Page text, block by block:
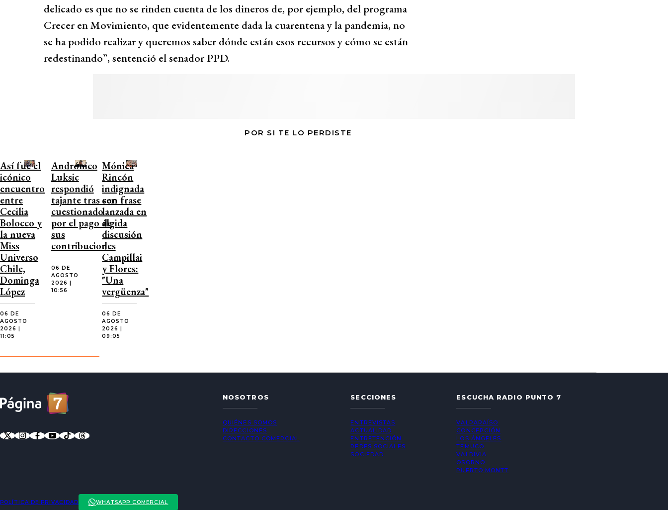
delicado es que no se rinden cuenta de los dineros de, por ejemplo, del programa
Crecer en Movimiento, que evidentemente dada la cuarentena y la pandemia, no
se ha podido realizar y queremos saber dónde están esos recursos y cómo se están
redestinando”, sentenció el senador PPD.
POR SI TE LO PERDISTE
Así fue el
icónico
encuentro
entre
Cecilia
Bolocco y
la nueva
Miss
Universo
Chile,
Dominga
López
06 DE
AGOSTO
2026 |
11:05
Andrónico
Luksic
respondió
tajante tras ser
cuestionado
por el pago de
sus
contribuciones
06 DE
AGOSTO
2026 |
10:56
Mónica
Rincón
indignada
con frase
lanzada en
álgida
discusión
de
Campillai
y Flores:
"Una
vergüenza"
06 DE
AGOSTO
2026 |
09:05
NOSOTROS
QUIÉNES SOMOS
DIRECCIONES
CONTACTO COMERCIAL
SECCIONES
ENTREVISTAS
ACTUALIDAD
ENTRETENCIÓN
REDES SOCIALES
SOCIEDAD
ESCUCHA RADIO PUNTO 7
VALPARAÍSO
CONCEPCIÓN
LOS ÁNGELES
TEMUCO
VALDIVIA
OSORNO
PUERTO MONTT
POLÍTICA DE PRIVACIDAD WHATSAPP COMERCIAL